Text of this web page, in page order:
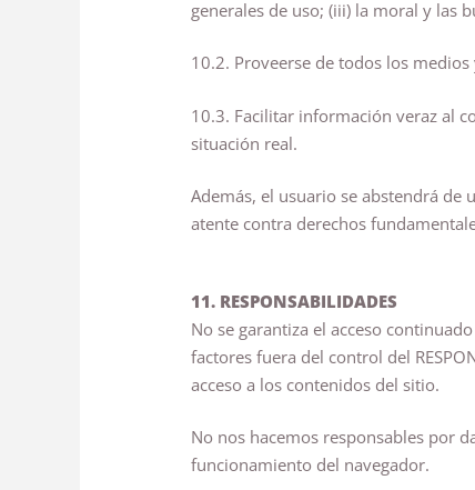
generales de uso; (iii) la moral y las
10.2. Proveerse de todos los
10.3. Facilitar información veraz al
situación real.
Además, el usuario se abstendrá
atente contra derechos
11. RESPONSABILIDADES
No se garantiza el acceso
factores fuera del control del
acceso a los contenidos del sitio.
No nos hacemos responsables por
funcionamiento del navegador.